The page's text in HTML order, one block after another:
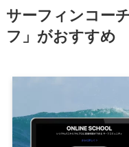
サーフィンコー
フ」がおすすめ